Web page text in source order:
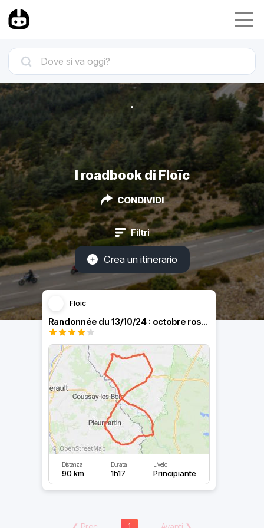
I roadbook di Floïc
CONDIVIDI
Filtri
Crea un itinerario
Floïc
Randonnée du 13/10/24 : octobre rose by MCG
Distanza
90 km
Durata
1h17
Livello
Principiante